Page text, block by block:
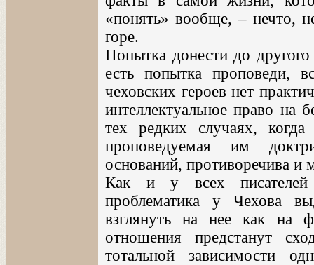
«понять» вообще, – нечто,
горе.
Попытка донести до
есть попытка проповеди,
чеховских героев нет
интеллектуальное право на
тех редких случаях,
проповедуемая им
оснований, противоречива и
Как и у всех писателей
проблематика у Чехова
взглянуть на нее как на
отношения предстанут
тотальной зависимости